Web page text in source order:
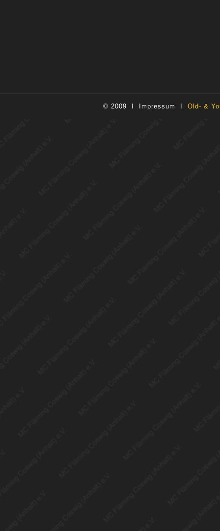
© 2009 I Impressum Old- &